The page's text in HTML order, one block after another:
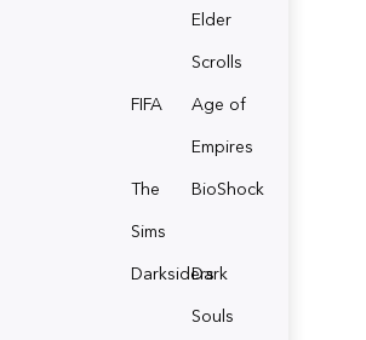
Elder
Scrolls
FIFA
Age of
Empires
The
Sims
BioShock
Darksiders
Dark
Souls